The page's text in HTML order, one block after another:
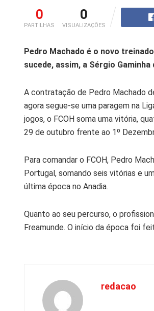
0
PARTILHAS
0
VISUALIZAÇÕES
Pedro Machado é o novo
sucede, assim, a Sérgio
A contratação de Pedro Machado
agora segue-se uma paragem na
jogos, o FCOH soma uma vitória,
29 de outubro frente ao 1º
Para comandar o FCOH, Pedro
Portugal, somando seis vitórias e
última época no Anadia.
Quanto ao seu percurso, o
Freamunde. O início da época foi
redacao